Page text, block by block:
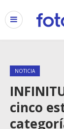
NOTICIA
cinco